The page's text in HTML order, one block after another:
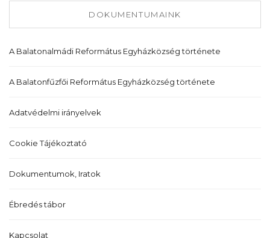
DOKUMENTUMAINK
A Balatonalmádi Református Egyházközség története
A Balatonfűzfői Református Egyházközség története
Adatvédelmi irányelvek
Cookie Tájékoztató
Dokumentumok, Iratok
Ébredés tábor
Kapcsolat